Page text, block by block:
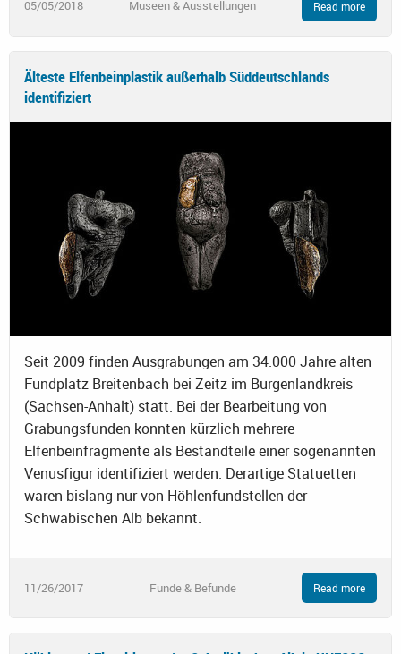
05/05/2018 Museen & Ausstellungen Read more
Älteste Elfenbeinplastik außerhalb Süddeutschlands
identifiziert
Seit 2009 finden Ausgrabungen am 34.000 Jahre alten
Fundplatz Breitenbach bei Zeitz im Burgenlandkreis
(Sachsen-Anhalt) statt. Bei der Bearbeitung von
Grabungsfunden konnten kürzlich mehrere
Elfenbeinfragmente als Bestandteile einer sogenannten
Venusfigur identifiziert werden. Derartige Statuetten
waren bislang nur von Höhlenfundstellen der
Schwäbischen Alb bekannt.
11/26/2017 Funde & Befunde Read more